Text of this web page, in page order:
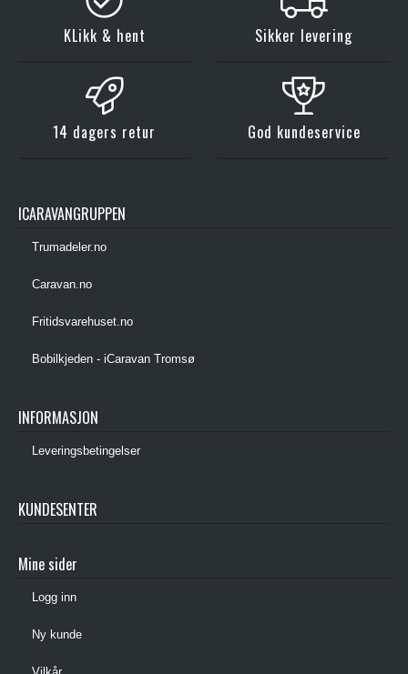
KLikk & hent Sikker levering
14 dagers retur God kundeservice
ICARAVANGRUPPEN
Trumadeler.no
Caravan.no
Fritidsvarehuset.no
Bobilkjeden - iCaravan Tromsø
INFORMASJON
Leveringsbetingelser
KUNDESENTER
Mine sider
Logg inn
Ny kunde